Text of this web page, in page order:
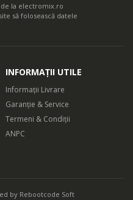
la electromix.ro
să folosească datele
INFORMAȚII UTILE
Informații Livrare
Garanție & Service
Termeni & Condiții
ANPC
by Rebootcode Soft